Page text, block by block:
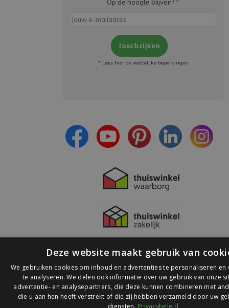
Op de hoogte blijven? *
Inschrijven
* Lees hier de wettelijke beperkingen
© 2026 Ledlichtdiscounter.nl
Deze website maakt gebruik van
We gebruiken cookies om inhoud en advertenties te personaliseren en
te analyseren. We delen ook informatie over uw gebruik van onze
advertentie- en analysepartners, die deze kunnen combineren met
die u aan hen heeft verstrekt of die zij hebben verzameld door uw
diensten. Privacybeleid